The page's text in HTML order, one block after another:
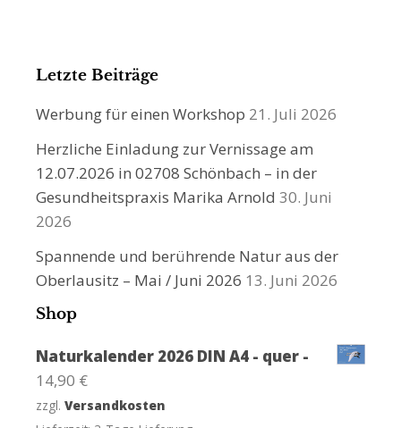
Letzte Beiträge
Werbung für einen Workshop 21. Juli 2026
Herzliche Einladung zur Vernissage am
12.07.2026 in 02708 Schönbach – in der
Gesundheitspraxis Marika Arnold 30. Juni
2026
Spannende und berührende Natur aus der
Oberlausitz – Mai / Juni 2026 13. Juni 2026
Shop
Naturkalender 2026 DIN A4 - quer -
14,90 €
zzgl. Versandkosten